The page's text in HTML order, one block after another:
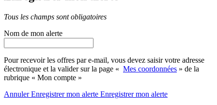
Tous les champs sont obligatoires
Nom de mon alerte
Pour recevoir les offres par e-mail, vous devez saisir votre adresse
électronique et la valider sur la page « Mes coordonnées » de la
rubrique « Mon compte »
AnnulerEnregistrer mon alerte Enregistrermon alerte